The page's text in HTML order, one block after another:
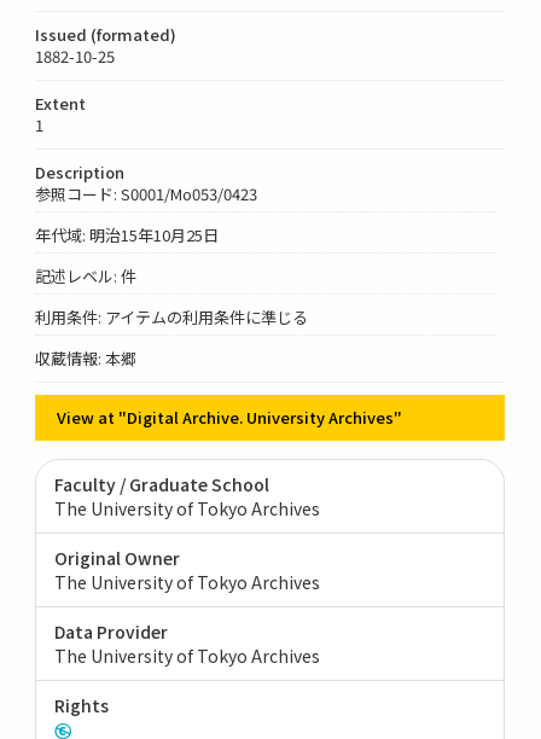
Issued (formated)
1882-10-25
Extent
1
Description
参照コード: S0001/Mo053/0423
年代域: 明治15年10月25日
記述レベル: 件
利用条件: アイテムの利用条件に準じる
収蔵情報: 本郷
View at "Digital Archive. University Archives"
Faculty / Graduate School
The University of Tokyo Archives
Original Owner
The University of Tokyo Archives
Data Provider
The University of Tokyo Archives
Rights